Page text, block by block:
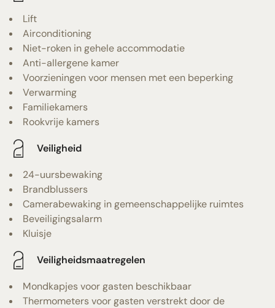
Lift
Airconditioning
Niet-roken in gehele accommodatie
Anti-allergene kamer
Voorzieningen voor mensen met een beperking
Verwarming
Familiekamers
Rookvrije kamers
Veiligheid
24-uursbewaking
Brandblussers
Camerabewaking in gemeenschappelijke ruimtes
Beveiligingsalarm
Kluisje
Veiligheidsmaatregelen
Mondkapjes voor gasten beschikbaar
Thermometers voor gasten verstrekt door de